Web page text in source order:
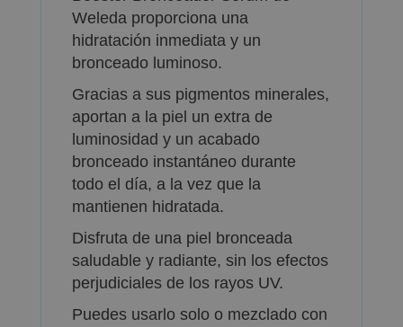
Weleda proporciona una
hidratación inmediata y un
bronceado luminoso.
Gracias a sus pigmentos minerales,
aportan a la piel un extra de
luminosidad y un acabado
bronceado instantáneo durante
todo el día, a la vez que la
mantienen hidratada.
Disfruta de una piel bronceada
saludable y radiante, sin los efectos
perjudiciales de los rayos UV.
Puedes usarlo solo o mezclado con